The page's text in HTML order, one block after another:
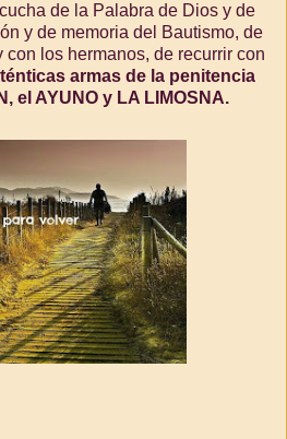
de la Palabra de Dios y de
y de memoria del Bautismo, de
los hermanos, de recurrir con
armas de la penitencia
el AYUNO y LA LIMOSNA.